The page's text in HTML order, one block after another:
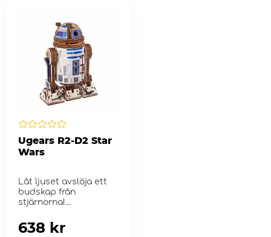
Ugears R2-D2 Star
Wars
Låt ljuset avslöja ett
budskap från
stjärnorna!
638 kr